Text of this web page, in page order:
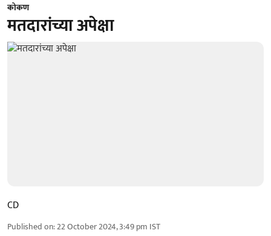
कोकण
मतदारांच्या अपेक्षा
CD
Published on:22 October 2024, 3:49 pm IST